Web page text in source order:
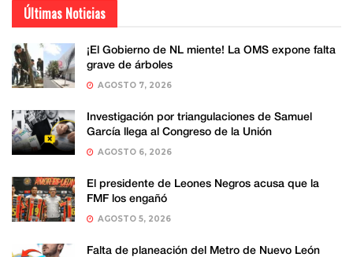
Últimas Noticias
¡El Gobierno de NL miente! La OMS expone falta
grave de árboles
AGOSTO 7, 2026
Investigación por triangulaciones de Samuel
García llega al Congreso de la Unión
AGOSTO 6, 2026
El presidente de Leones Negros acusa que la
FMF los engañó
AGOSTO 5, 2026
Falta de planeación del Metro de Nuevo León